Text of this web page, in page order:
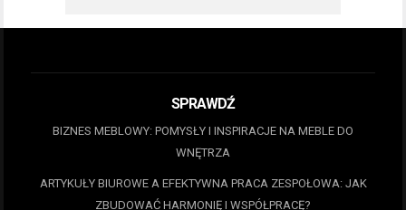
SPRAWDŹ
BIZNES MEBLOWY: POMYSŁY I INSPIRACJE NA MEBLE DO
WNĘTRZA
ARTYKUŁY BIUROWE A EFEKTYWNA PRACA ZESPOŁOWA: JAK
ZBUDOWAĆ HARMONIĘ I WSPÓŁPRACĘ?